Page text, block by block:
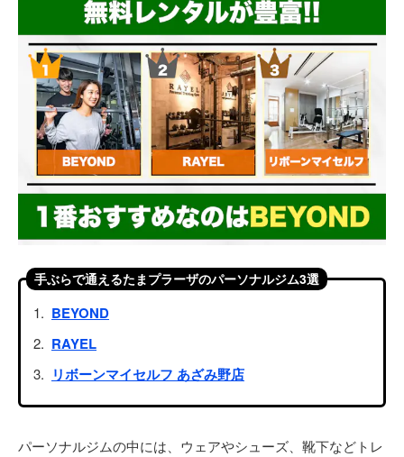
手ぶらで通えるたまプラーザのパーソナルジム3選
BEYOND
RAYEL
リボーンマイセルフ あざみ野店
パーソナルジムの中には、ウェアやシューズ、靴下などトレ